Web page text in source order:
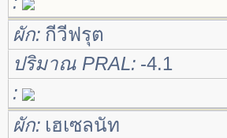
ผัก กีวีฟรุต
ปริมาณ PRAL -4.1
ผัก เฮเซลนัท